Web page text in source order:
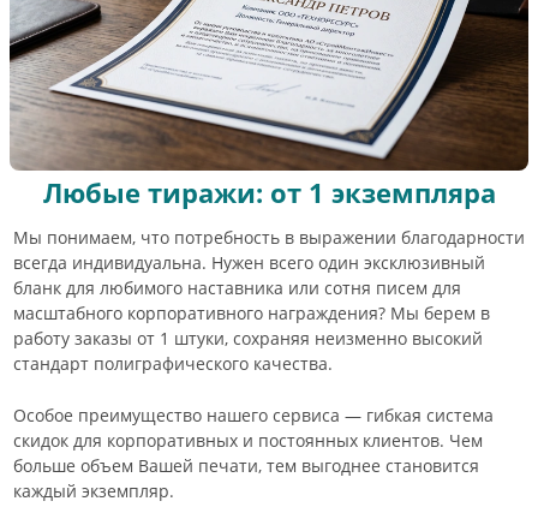
Любые тиражи: от 1 экземпляра
Мы понимаем, что потребность в выражении благодарности
всегда индивидуальна. Нужен всего один эксклюзивный
бланк для любимого наставника или сотня писем для
масштабного корпоративного награждения? Мы берем в
работу заказы от 1 штуки, сохраняя неизменно высокий
стандарт полиграфического качества.
Особое преимущество нашего сервиса — гибкая система
скидок для корпоративных и постоянных клиентов. Чем
больше объем Вашей печати, тем выгоднее становится
каждый экземпляр.